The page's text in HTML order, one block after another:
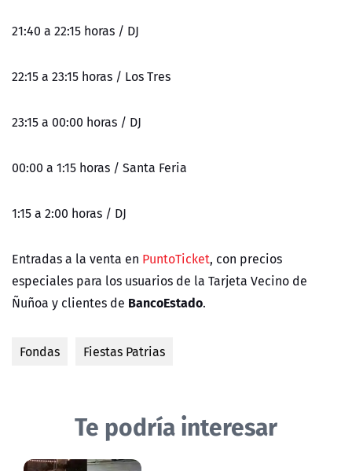
21:40 a 22:15 horas / DJ
22:15 a 23:15 horas / Los Tres
23:15 a 00:00 horas / DJ
00:00 a 1:15 horas / Santa Feria
1:15 a 2:00 horas / DJ
Entradas a la venta en PuntoTicket, con precios
especiales para los usuarios de la Tarjeta Vecino de
Ñuñoa y clientes de BancoEstado.
Fondas Fiestas Patrias
Te podría interesar